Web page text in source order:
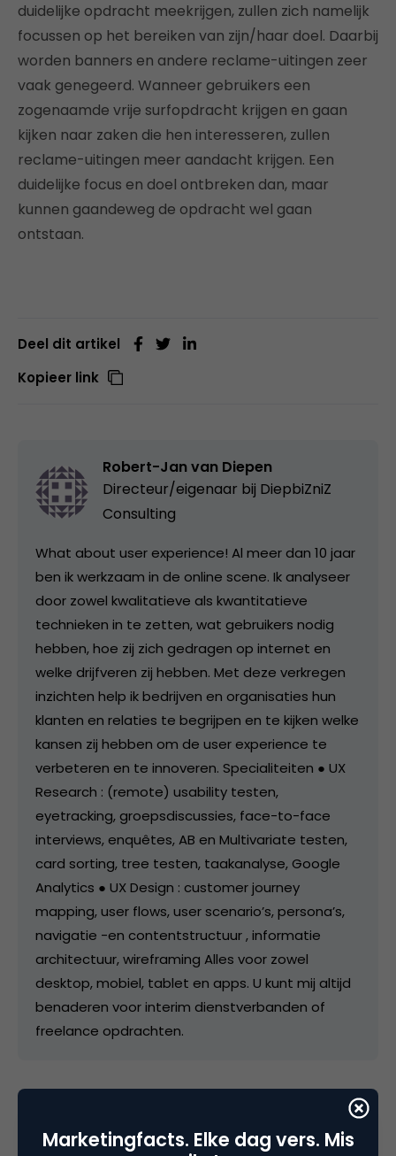
duidelijke opdracht meekrijgen, zullen zich namelijk
focussen op het bereiken van zijn/haar doel. Daarbij
worden banners en andere reclame-uitingen zeer
vaak genegeerd. Wanneer gebruikers een
zogenaamde vrije surfopdracht krijgen en gaan
kijken naar zaken die hen interesseren, zullen
reclame-uitingen meer aandacht krijgen. Een
duidelijke focus en doel ontbreken dan, maar
kunnen gaandeweg de opdracht wel gaan
ontstaan.
Deel dit artikel
Kopieer link
Robert-Jan van Diepen
Directeur/eigenaar bij DiepbiZniZ
Consulting
What about user experience! Al meer dan 10 jaar
ben ik werkzaam in de online scene. Ik analyseer
door zowel kwalitatieve als kwantitatieve
technieken in te zetten, wat gebruikers nodig
hebben, hoe zij zich gedragen op internet en
welke drijfveren zij hebben. Met deze verkregen
inzichten help ik bedrijven en organisaties hun
klanten en relaties te begrijpen en te kijken welke
kansen zij hebben om de user experience te
verbeteren en te innoveren. Specialiteiten ● UX
Research : (remote) usability testen,
eyetracking, groepsdiscussies, face-to-face
interviews, enquêtes, AB en Multivariate testen,
card sorting, tree testen, taakanalyse, Google
Analytics ● UX Design : customer journey
mapping, user flows, user scenario’s, persona’s,
navigatie -en contentstructuur , informatie
architectuur, wireframing Alles voor zowel
desktop, mobiel, tablet en apps. U kunt mij altijd
benaderen voor interim dienstverbanden of
freelance opdrachten.
Marketing Design
Marketingfacts. Elke dag vers. Mis